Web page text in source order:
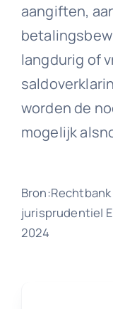
aangiften,
langdurig of
worden de
mogelijk
jurisprudentie|
2024